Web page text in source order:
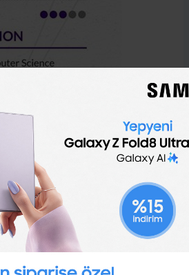
yılları arasında rakip firma